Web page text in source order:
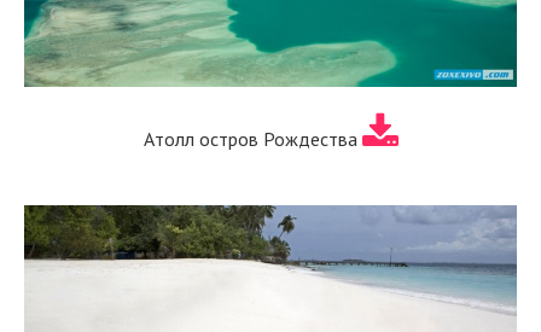
Атолл остров Рождества